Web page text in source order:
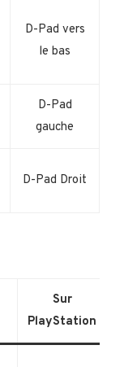
D-Pad vers
le bas
D-Pad
gauche
D-Pad Droit
Sur
PlayStation